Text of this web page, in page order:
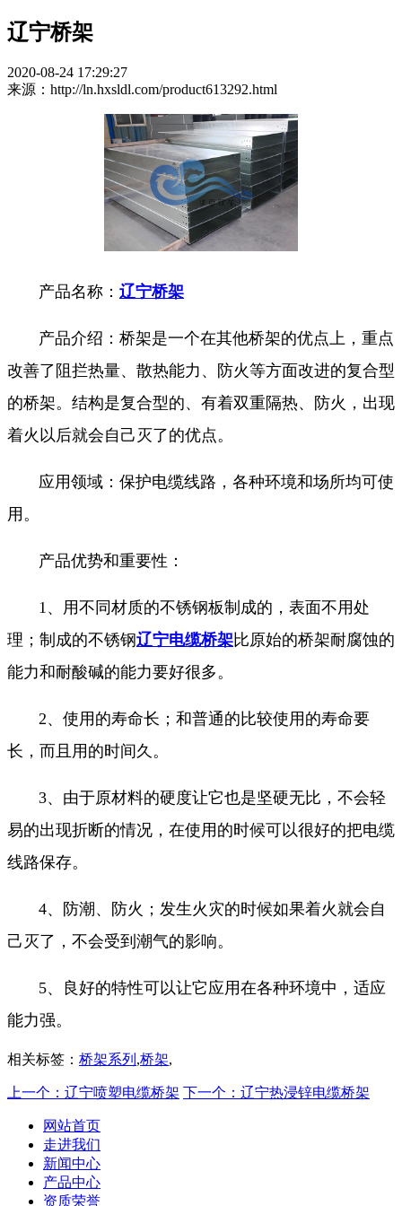
辽宁桥架
2020-08-24 17:29:27
来源：http://ln.hxsldl.com/product613292.html
产品名称： 辽宁桥架
产品介绍：桥架是一个在其他桥架的优点上，重点
改善了阻拦热量、散热能力、防火等方面改进的复合型
的桥架。结构是复合型的、有着双重隔热、防火，出现
着火以后就会自己灭了的优点。
应用领域：保护电缆线路，各种环境和场所均可使
用。
产品优势和重要性：
1、用不同材质的不锈钢板制成的，表面不用处
理；制成的不锈钢辽宁电缆桥架比原始的桥架耐腐蚀的
能力和耐酸碱的能力要好很多。
2、使用的寿命长；和普通的比较使用的寿命要
长，而且用的时间久。
3、由于原材料的硬度让它也是坚硬无比，不会轻
易的出现折断的情况，在使用的时候可以很好的把电缆
线路保存。
4、防潮、防火；发生火灾的时候如果着火就会自
己灭了，不会受到潮气的影响。
5、良好的特性可以让它应用在各种环境中，适应
能力强。
相关标签： 桥架系列 ,桥架,
上一个：辽宁喷塑电缆桥架 下一个：辽宁热浸锌电缆桥架
网站首页
走进我们
新闻中心
产品中心
资质荣誉